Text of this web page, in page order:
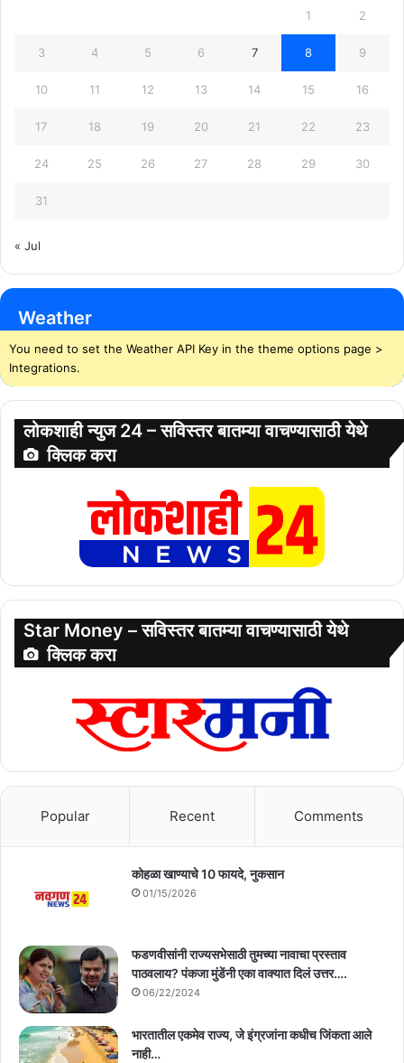
1 2
3 4 5 6 7 8 9
10 11 12 13 14 15 16
17 18 19 20 21 22 23
24 25 26 27 28 29 30
31
« Jul
Weather
You need to set the Weather API Key in the theme options page >
Integrations.
लोकशाही न्युज 24 – सविस्तर बातम्या वाचण्यासाठी येथे
क्लिक करा
Star Money – सविस्तर बातम्या वाचण्यासाठी येथे
क्लिक करा
Popular Recent Comments
कोहळा खाण्याचे 10 फायदे, नुकसान
01/15/2026
फडणवीसांनी राज्यसभेसाठी तुमच्या नावाचा प्रस्ताव
पाठवलाय? पंकजा मुंडेंनी एका वाक्यात दिलं उत्तर….
06/22/2024
भारतातील एकमेव राज्य, जे इंग्रजांना कधीच जिंकता आले
नाही…